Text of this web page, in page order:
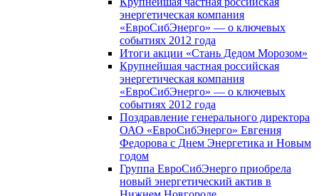
энергетическая компания
«ЕвроСибЭнерго» — о ключевых
событиях 2012 года
Итоги акции «Стань Дедом Морозом»
Крупнейшая частная российская
энергетическая компания
«ЕвроСибЭнерго» — о ключевых
событиях 2012 года
Поздравление генерального директора
ОАО «ЕвроСибЭнерго» Евгения
Федорова с Днем Энергетика и Новым
годом
Группа ЕвроСибЭнерго приобрела
новый энергетический актив в